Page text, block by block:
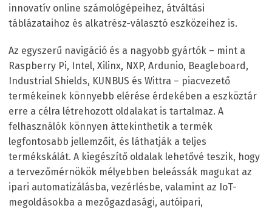
innovatív online számológépeihez, átváltási
táblázataihoz és alkatrész-választó eszközeihez is.
Az egyszerű navigáció és a nagyobb gyártók – mint a
Raspberry Pi, Intel, Xilinx, NXP, Ardunio, Beagleboard,
Industrial Shields, KUNBUS és Wittra – piacvezető
termékeinek könnyebb elérése érdekében a eszköztár
erre a célra létrehozott oldalakat is tartalmaz. A
felhasználók könnyen áttekinthetik a termék
legfontosabb jellemzőit, és láthatják a teljes
termékskálát. A kiegészítő oldalak lehetővé teszik, hogy
a tervezőmérnökök mélyebben beleássák magukat az
ipari automatizálásba, vezérlésbe, valamint az IoT-
megoldásokba a mezőgazdasági, autóipari,